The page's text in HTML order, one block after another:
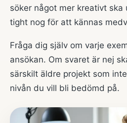
söker något mer kreativt ska
tight nog för att kännas
Fråga dig själv om varje
ansökan. Om svaret är nej
särskilt äldre projekt som
nivån du vill bli bedömd på.